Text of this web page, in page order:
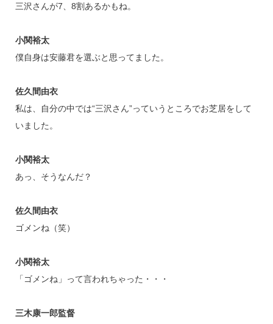
三沢さんが7、8割あるかもね。
小関裕太
僕自身は安藤君を選ぶと思ってました。
佐久間由衣
私は、自分の中では“三沢さん”っていうところでお芝居をして
いました。
小関裕太
あっ、そうなんだ？
佐久間由衣
ゴメンね（笑）
小関裕太
「ゴメンね」って言われちゃった・・・
三木康一郎監督